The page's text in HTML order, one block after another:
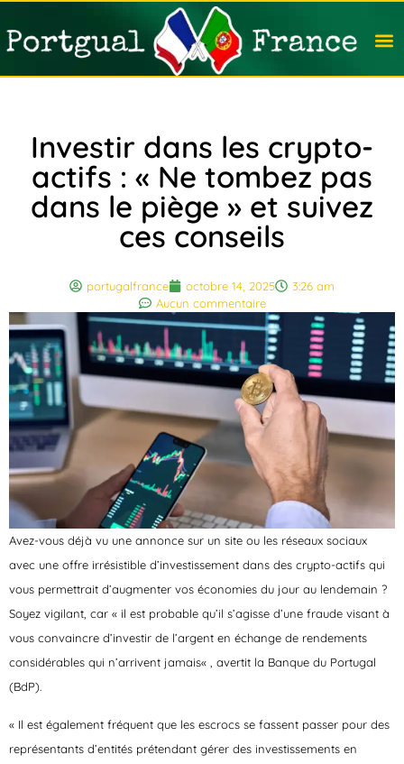
Investir dans les crypto-
actifs : « Ne tombez pas
dans le piège » et suivez
ces conseils
portugalfrance octobre 14, 2025
3:26 am
Aucun commentaire
Avez-vous déjà vu une annonce sur un site ou les réseaux sociaux
avec une offre irrésistible d’investissement dans des crypto-actifs qui
vous permettrait d’augmenter vos économies du jour au lendemain ?
Soyez vigilant, car « il est probable qu’il s’agisse d’une fraude visant à
vous convaincre d’investir de l’argent en échange de rendements
considérables qui n’arrivent jamais« , avertit la Banque du Portugal
(BdP).
« Il est également fréquent que les escrocs se fassent passer pour des
représentants d’entités prétendant gérer des investissements en